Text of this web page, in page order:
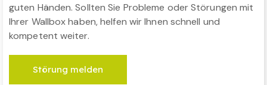
guten Händen. Sollten Sie Probleme oder Störungen mit
Ihrer Wallbox haben, helfen wir Ihnen schnell und
kompetent weiter.
Störung melden